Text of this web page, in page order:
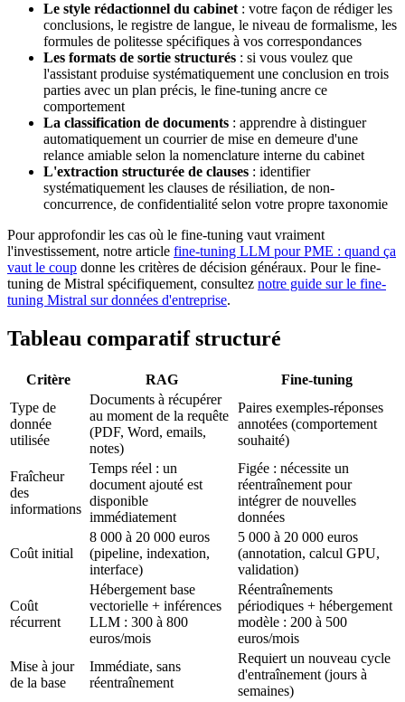
Le style rédactionnel du cabinet : votre façon de rédiger les
conclusions, le registre de langue, le niveau de formalisme, les
formules de politesse spécifiques à vos correspondances
Les formats de sortie structurés : si vous voulez que
l'assistant produise systématiquement une conclusion en trois
parties avec un plan précis, le fine-tuning ancre ce
comportement
La classification de documents : apprendre à distinguer
automatiquement un courrier de mise en demeure d'une
relance amiable selon la nomenclature interne du cabinet
L'extraction structurée de clauses : identifier
systématiquement les clauses de résiliation, de non-
concurrence, de confidentialité selon votre propre taxonomie
Pour approfondir les cas où le fine-tuning vaut vraiment
l'investissement, notre article fine-tuning LLM pour PME : quand ça
vaut le coup donne les critères de décision généraux. Pour le fine-
tuning de Mistral spécifiquement, consultez notre guide sur le fine-
tuning Mistral sur données d'entreprise.
Tableau comparatif structuré
Critère RAG
Fine-tuning
Type de
donnée
utilisée
Documents à récupérer
au moment de la requête
(PDF, Word, emails,
notes)
Paires exemples-réponses
annotées (comportement
souhaité)
Fraîcheur
des
informations
Temps réel : un
document ajouté est
disponible
immédiatement
Figée : nécessite un
réentraînement pour
intégrer de nouvelles
données
Coût initial
8 000 à 20 000 euros
(pipeline, indexation,
interface)
5 000 à 20 000 euros
(annotation, calcul GPU,
validation)
Coût
récurrent
Hébergement base
vectorielle + inférences
LLM : 300 à 800
euros/mois
Réentraînements
périodiques + hébergement
modèle : 200 à 500
euros/mois
Mise à jour
de la base
Immédiate, sans
réentraînement
Requiert un nouveau cycle
d'entraînement (jours à
semaines)